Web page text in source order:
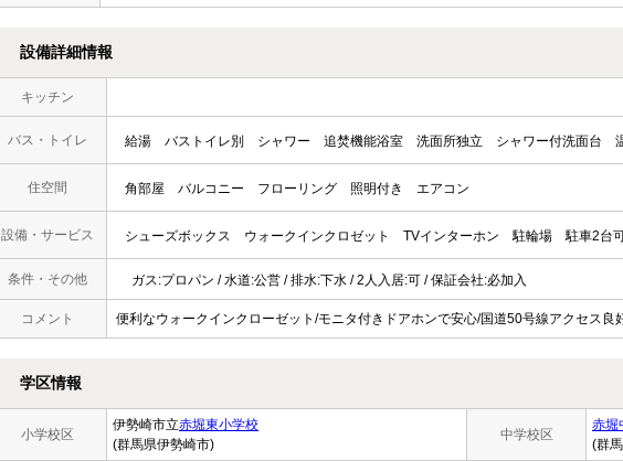
設備詳細情報
キッチン
バス・トイレ 給湯 バストイレ別 シャワー 追焚機能浴室 洗面所独立 シャワー付洗面台
住空間 角部屋 バルコニー フローリング 照明付き エアコン
設備・サービス シューズボックス ウォークインクロゼット TVインターホン 駐輪場 駐車2台
条件・その他 ガス:プロパン / 水道:公営 / 排水:下水 / 2人入居:可 / 保証会社:必加入
コメント 便利なウォークインクローゼット/モニタ付きドアホンで安心/国道50号線アクセス良
学区情報
小学校区
伊勢崎市立赤堀東小学校
(群馬県伊勢崎市)
中学校区
赤堀
(群